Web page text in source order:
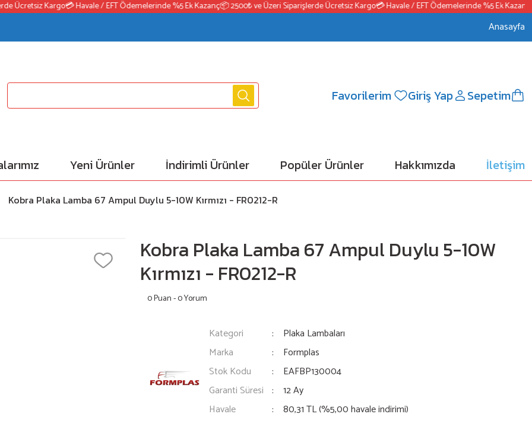
Kargo💳 Havale / EFT Ödemelerinde %5 Ek Kazanç📦 2500₺ ve Üzeri Siparişlerde Ücretsiz Kargo💳 Havale / EFT Ödemelerinde %5 Ek Kazanç
Anasayfa
Favorilerim Giriş Yap Sepetim
Yeni Ürünler İndirimli Ürünler Popüler Ürünler Hakkımızda İletişim
Kobra Plaka Lamba 67 Ampul Duylu 5-10W Kırmızı - FR0212-R
Kobra Plaka Lamba 67 Ampul Duylu 5-10W
Kırmızı - FR0212-R
0 Puan - 0 Yorum
Kategori
Plaka Lambaları
Marka
Formplas
Stok Kodu
EAFBP130004
Garanti Süresi
12 Ay
Havale
80,31 TL (%5,00 havale indirimi)